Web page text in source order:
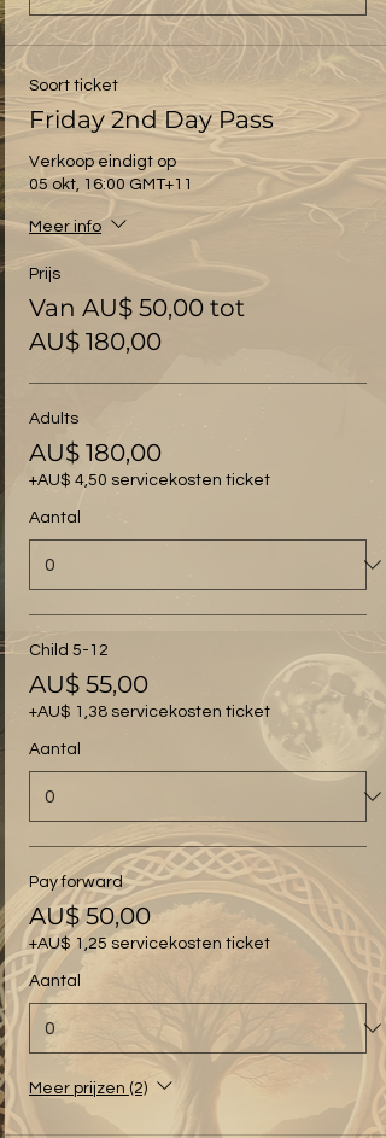
Soort ticket
Friday 2nd Day Pass
Verkoop eindigt op
05 okt, 16:00 GMT+11
Meer info
Prijs
Van AU$ 50,00 tot
AU$ 180,00
Adults
AU$ 180,00
+AU$ 4,50 servicekosten ticket
Aantal
Child 5-12
AU$ 55,00
+AU$ 1,38 servicekosten ticket
Aantal
Pay forward
AU$ 50,00
+AU$ 1,25 servicekosten ticket
Aantal
Meer prijzen (2)